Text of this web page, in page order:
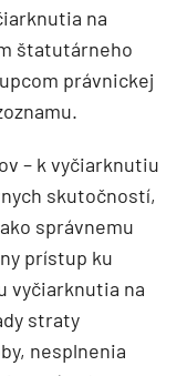
na
štatutárneho
právnickej
– k vyčiarknutiu
skutočností,
správnemu
prístup ku
vyčiarknutia na
straty
nesplnenia